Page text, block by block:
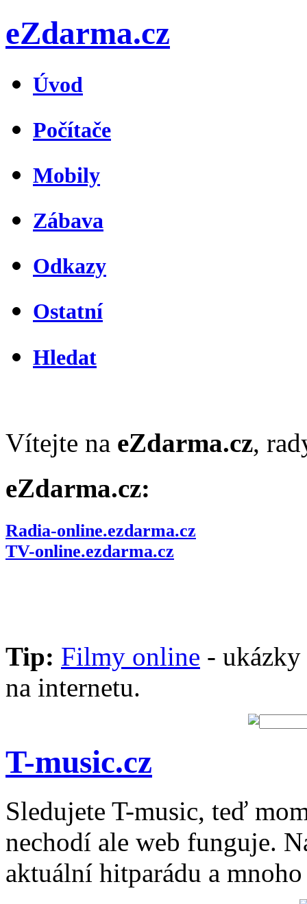
eZdarma.cz
Úvod
Počítače
Mobily
Zábava
Odkazy
Ostatní
Hledat
Vítejte na eZdarma.cz,
eZdarma.cz:
Radia-online.ezdarma.cz
TV-online.ezdarma.cz
Tip: Filmy online -
na internetu.
T-music.cz
Sledujete T-music, teď
nechodí ale web funguje.
aktuální hitparádu a